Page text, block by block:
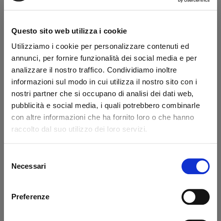
Questo sito web utilizza i cookie
Utilizziamo i cookie per personalizzare contenuti ed
annunci, per fornire funzionalità dei social media e per
analizzare il nostro traffico. Condividiamo inoltre
informazioni sul modo in cui utilizza il nostro sito con i
nostri partner che si occupano di analisi dei dati web,
pubblicità e social media, i quali potrebbero combinarle
con altre informazioni che ha fornito loro o che hanno
raccolto dal suo utilizzo dei loro servizi.
delNecessari
Preferenze
Disponibilità:
Da ordinare
Transazione sicura
Hai la partita IVA?
Dicono di noi
Ottimo
fonte business profile
Sono Claudio, un cliente cileno.